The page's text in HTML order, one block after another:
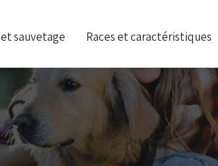
sauvetage Races et caractéristiques